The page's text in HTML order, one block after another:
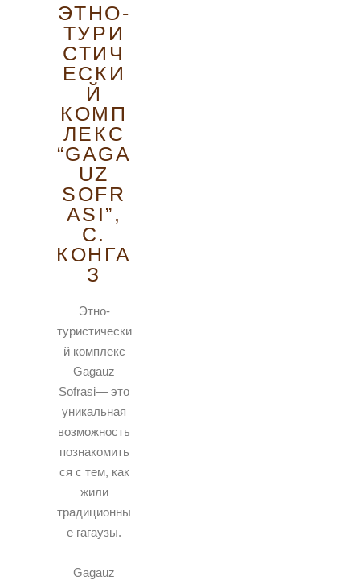
ЭТНО-
ТУРИ
СТИЧ
ЕСКИ
Й
КОМП
ЛЕКС
“GAGA
UZ
SOFR
ASI”,
С.
КОНГА
З
Этно-
туристически
й комплекс
Gagauz
Sofrasi— это
уникальная
возможность
познакомить
ся с тем, как
жили
традиционны
е гагаузы.
Gagauz